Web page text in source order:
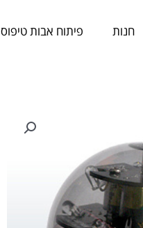
חנות פיתוח אבות טיפוס